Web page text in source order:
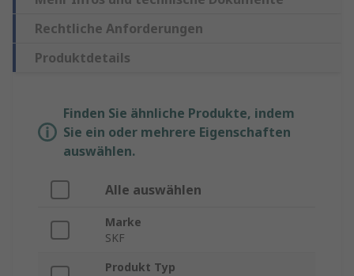
Rechtliche Anforderungen
Produktdetails
Finden Sie ähnliche Produkte, indem
Sie ein oder mehrere Eigenschaften
auswählen.
Alle auswählen
Marke
SKF
Produkt Typ